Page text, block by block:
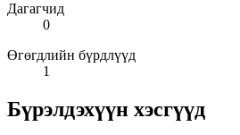
Дагагчид
0
Өгөгдлийн бүрдлүүд
1
Бүрэлдэхүүн хэсгүүд